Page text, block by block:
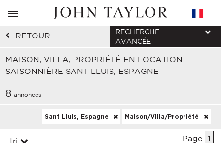
RETOUR
MAISON, VILLA, PROPRIÉTÉ EN LOCATION
SAISONNIÈRE SANT LLUIS, ESPAGNE
RECHERCHE
AVANCÉE
8 annonces
Sant Lluis, Espagne Maison/Villa/Propriété
tri Page 1